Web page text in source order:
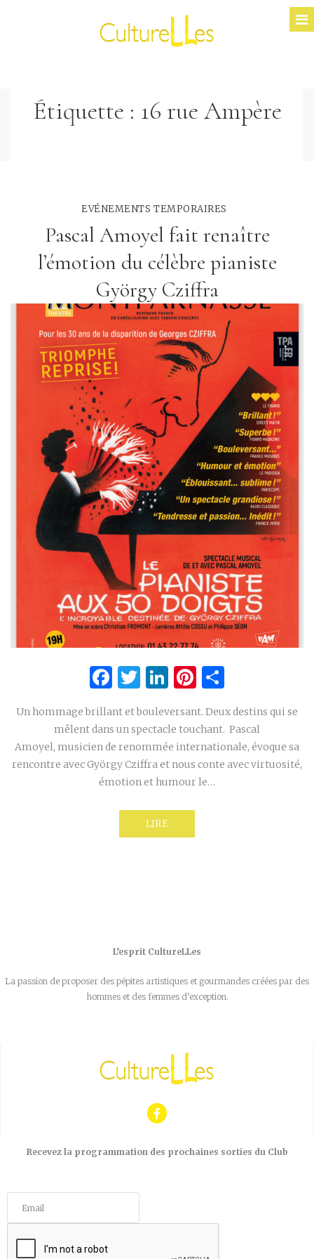
Étiquette : 16 rue Ampère
EVÉNEMENTS TEMPORAIRES
Pascal Amoyel fait renaître
l’émotion du célèbre pianiste
György Cziffra
Facebook
Twitter
LinkedIn
Pinterest
Un hommage brillant et bouleversant. Deux destins qui se
mêlent dans un spectacle touchant. Pascal
Amoyel, musicien de renommée internationale, évoque sa
rencontre avec György Cziffra et nous conte avec virtuosité,
émotion et humour le…
LIRE
L’esprit CultureLLes
La passion de proposer des pépites artistiques et gourmandes créées par des
hommes et des femmes d’exception.
Recevez la programmation des prochaines sorties du Club